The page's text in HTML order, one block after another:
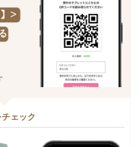
ェック